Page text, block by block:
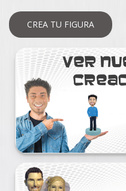
CREA TU FIGURA